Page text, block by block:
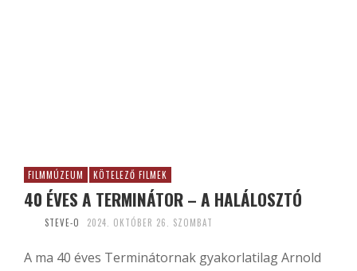
FILMMÚZEUM KÖTELEZŐ FILMEK
40 ÉVES A TERMINÁTOR – A HALÁLOSZTÓ
STEVE-O 2024. OKTÓBER 26. SZOMBAT
A ma 40 éves Terminátornak gyakorlatilag Arnold